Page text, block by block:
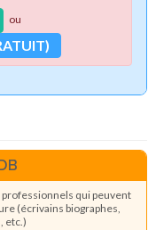
ou
qui peuvent
(écrivains biographes,
etc.)